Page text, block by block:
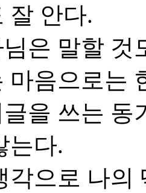
잘 안다.
은 말할 것
마음으로는
을 쓰는
는다.
각으로 나의